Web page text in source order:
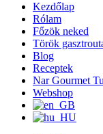
Kezdőlap
Rólam
Főzök neked
Török
Blog
Receptek
Nar Gourmet
Webshop